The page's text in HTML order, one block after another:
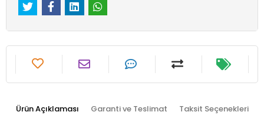
Ürün Açıklaması Garanti ve Teslimat Taksit Seçenekleri